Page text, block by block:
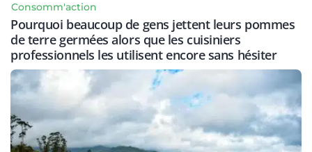
Consomm'action
Pourquoi beaucoup de gens jettent leurs pommes
de terre germées alors que les cuisiniers
professionnels les utilisent encore sans hésiter